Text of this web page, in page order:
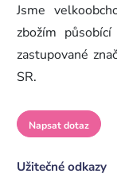
Jsme
zbožím
zastupované
SR.
Napsat dotaz
Užitečné odkazy